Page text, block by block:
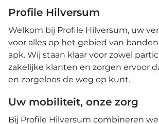
Profile Hilversum
Welkom bij Profile Hilversum, uw
voor alles op het gebied van
apk. Wij staan klaar voor zowel
zakelijke klanten en zorgen ervoor
en zorgeloos de weg op kunt.
Uw mobiliteit, onze zorg
Bij Profile Hilversum combineren